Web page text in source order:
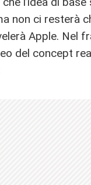
non ci resterà
Apple. Nel
del concept